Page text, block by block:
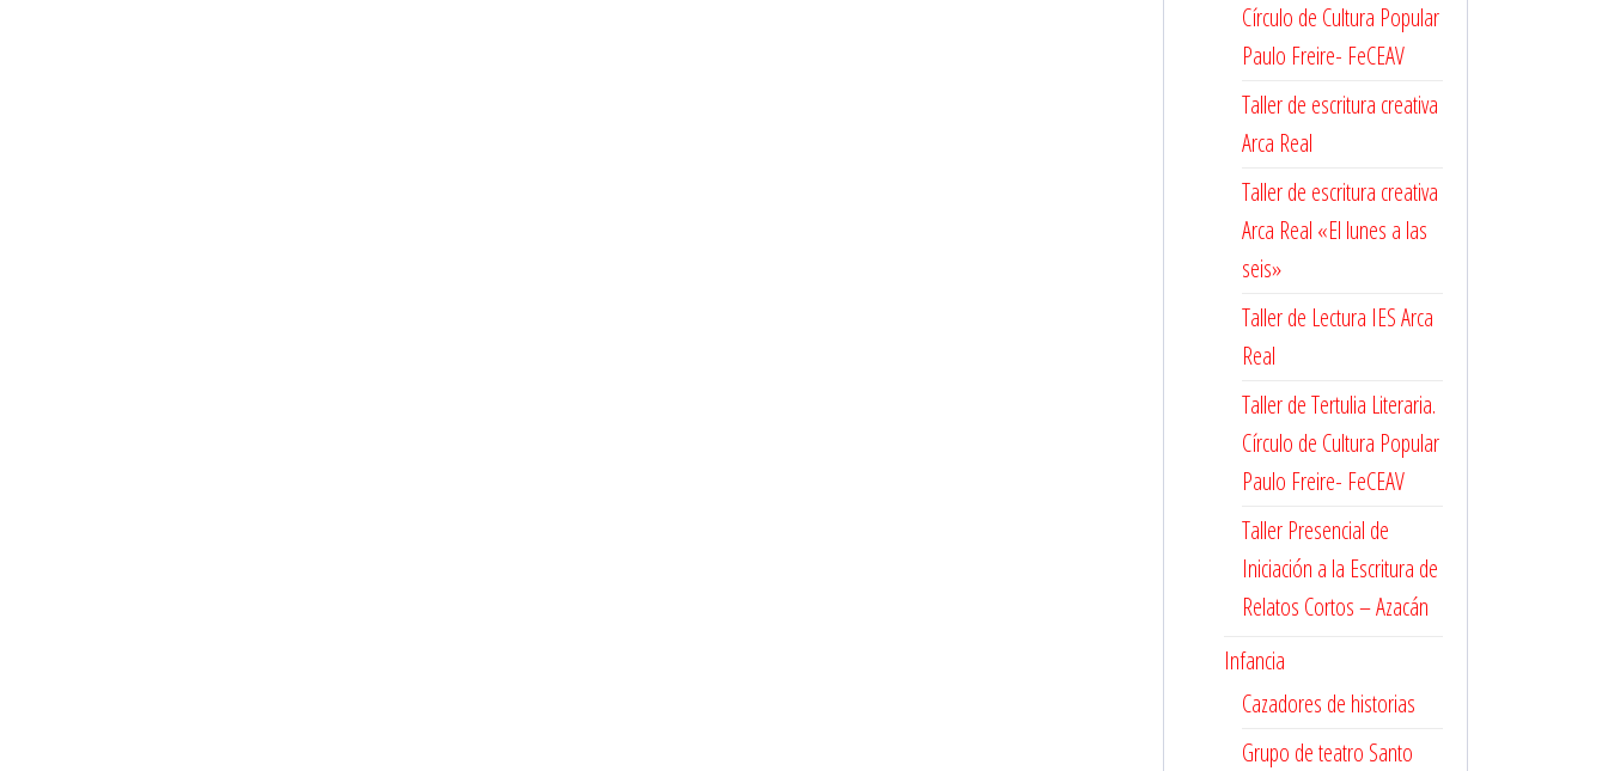
Círculo de Cultura Popular
Paulo Freire- FeCEAV
Taller de escritura creativa
Arca Real
Taller de escritura creativa
Arca Real «El lunes a las
seis»
Taller de Lectura IES Arca
Real
Taller de Tertulia Literaria.
Círculo de Cultura Popular
Paulo Freire- FeCEAV
Taller Presencial de
Iniciación a la Escritura de
Relatos Cortos – Azacán
Infancia
Cazadores de historias
Grupo de teatro Santo